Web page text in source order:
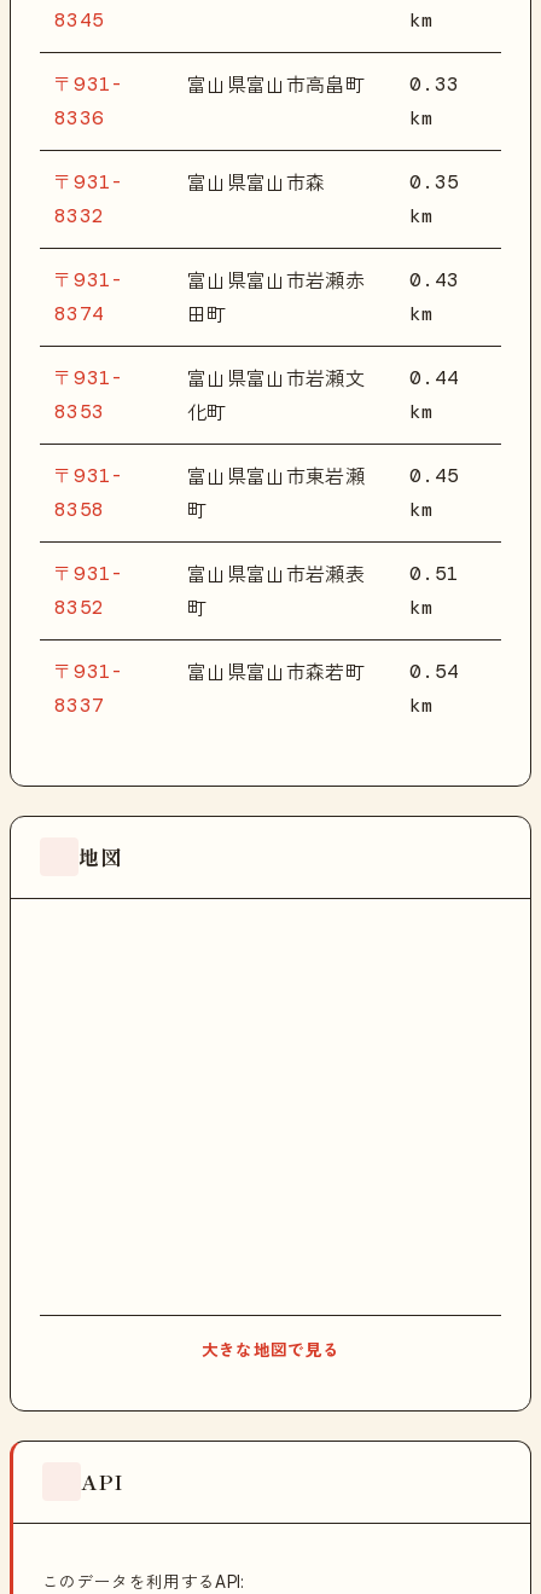
8345 km
〒931-
8336
富山県富山市高畠町
0.33
km
〒931-
8332
富山県富山市森
0.35
km
〒931-
8374
富山県富山市岩瀬赤
田町
0.43
km
〒931-
8353
富山県富山市岩瀬文
化町
0.44
km
〒931-
8358
富山県富山市東岩瀬
町
0.45
km
〒931-
8352
富山県富山市岩瀬表
町
0.51
km
〒931-
8337
富山県富山市森若町
0.54
km
地図
大きな地図で見る
API
このデータを利用するAPI: